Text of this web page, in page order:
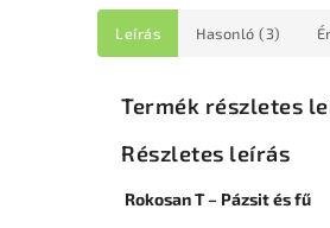
Leírás Hasonló (3)
Termék részletes
Részletes leírás
Rokosan T – Pázsit és fű